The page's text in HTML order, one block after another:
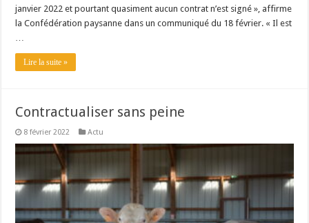
janvier 2022 et pourtant quasiment aucun contrat n’est signé », affirme
la Confédération paysanne dans un communiqué du 18 février. « Il est
Lire la suite »
Contractualiser sans peine
8 février 2022 Actu